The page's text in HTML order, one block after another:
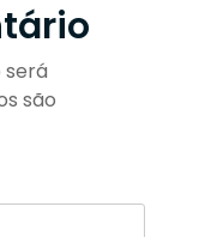
será
são